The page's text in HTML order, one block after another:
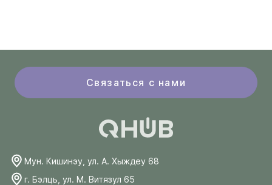
Связаться с нами
Мун. Кишинэу, ул. А. Хыждеу 68
г. Бэлць, ул. М. Витязул 65